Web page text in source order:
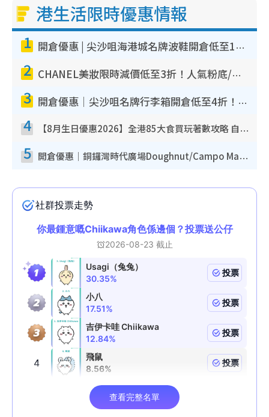
港生活限時優惠情報
1 開倉優惠 | 尖沙咀海港城名牌波鞋開倉低至1折！On鞋$899起／Joy&Peace鞋履$98起
2 CHANEL美妝限時減價低至3折！人氣粉底/唇膏/精華液低至$275！COCO香水都有平
3 開倉優惠｜尖沙咀名牌行李箱開倉低至4折！一連5日 American Tourister/ace./Hallmark $200起！
4 【8月生日優惠2026】全港85大食買玩著數攻略 自助餐/火鍋放題同行免費＋誠品/DONKI送現金券
5 開倉優惠｜銅鑼灣時代廣場Doughnut/Campo Marzio開倉低至1折！背囊、書包、手袋劈價$200起